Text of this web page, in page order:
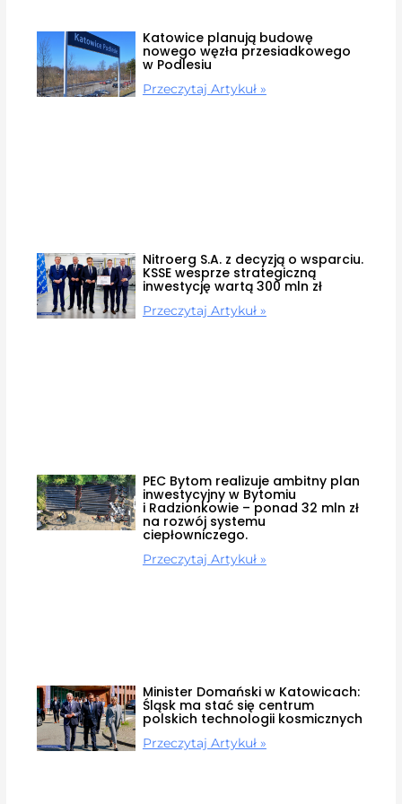
Katowice planują budowę
nowego węzła przesiadkowego
w Podlesiu
Przeczytaj Artykuł »
Nitroerg S.A. z decyzją o wsparciu.
KSSE wesprze strategiczną
inwestycję wartą 300 mln zł
Przeczytaj Artykuł »
PEC Bytom realizuje ambitny plan
inwestycyjny w Bytomiu
i Radzionkowie – ponad 32 mln zł
na rozwój systemu
ciepłowniczego.
Przeczytaj Artykuł »
Minister Domański w Katowicach:
Śląsk ma stać się centrum
polskich technologii kosmicznych
Przeczytaj Artykuł »